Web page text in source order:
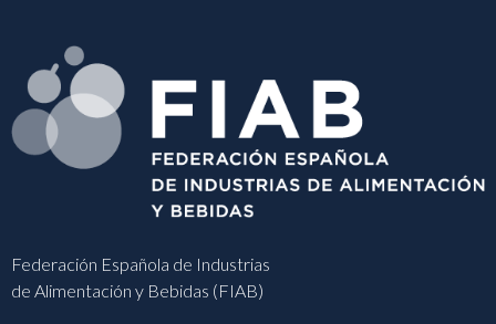
Federación Española de Industrias
de Alimentación y Bebidas (FIAB)